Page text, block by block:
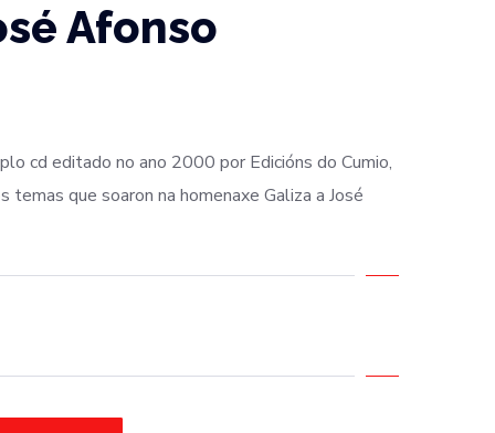
Afonso
cd editado no ano 2000 por Edicións do Cumio,
temas que soaron na homenaxe Galiza a José